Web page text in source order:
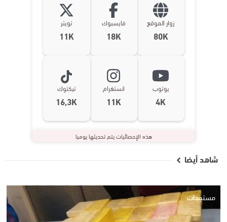
زوار الموقع
80K
فايسبوك
18K
تويتر
11K
يوتوب
4K
انستغرام
11K
تيكتوك
16,3K
هذه الإحصائيات يتم تحديثها يوميا
شاهد أيضا
مستجدات